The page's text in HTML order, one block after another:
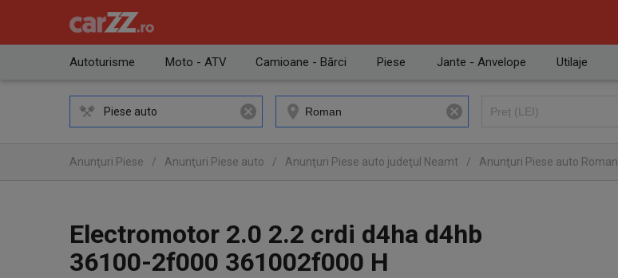
Autoturisme Moto - ATV Camioane - Bărci Piese Jante - Anvelope Utilaje
Piese auto
Anunţuri Piese / Anunţuri Piese auto / Anunţuri Piese auto judeţul Neamt / Anunţuri Piese auto Roman
Electromotor 2.0 2.2 crdi d4ha d4hb
36100-2f000 361002f000 H